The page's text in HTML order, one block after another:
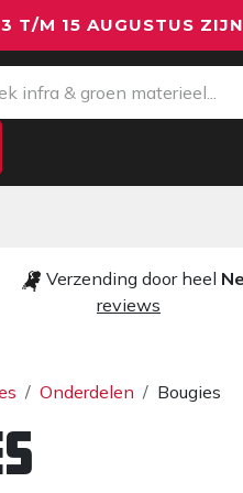
T/M 15 AUGUSTUS
Verzending door heel
reviews​
Onderdelen Bougies